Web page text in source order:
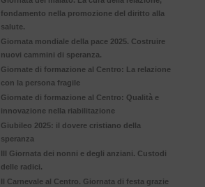
fondamento nella promozione del diritto alla
salute.
Giornata mondiale della pace 2025. Costruire
nuovi cammini di speranza.
Giornate di formazione al Centro: La relazione
con la persona fragile
Giornate di formazione al Centro: Qualità e
innovazione nella riabilitazione
Giubileo 2025: il dovere cristiano della
speranza
III Giornata dei nonni e degli anziani. Custodi
delle radici.
Il Carnevale al Centro. Giornata di festa grazie